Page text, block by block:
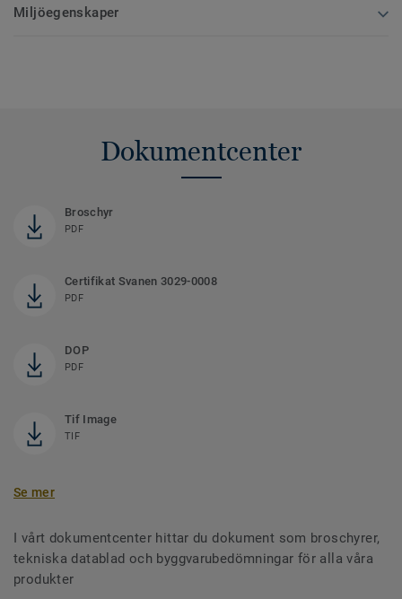
Miljöegenskaper
Dokumentcenter
Broschyr
PDF
Certifikat Svanen 3029-0008
PDF
DOP
PDF
Tif Image
TIF
Se mer
I vårt dokumentcenter hittar du dokument som broschyrer,
tekniska datablad och byggvarubedömningar för alla våra
produkter